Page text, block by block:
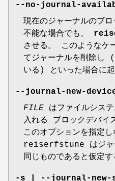
--no-journal-
現在のジャーナルのブ
不能な場合でも、
させる。 このようなケ
てジャーナルを削除
いる) といった場合に起
--journal-new-
FILE はファイルシス
入れる ブロックデバイ
このオプションを指定し
reiserfstune はジャー
同じものであると仮定す
-s --journal-new-